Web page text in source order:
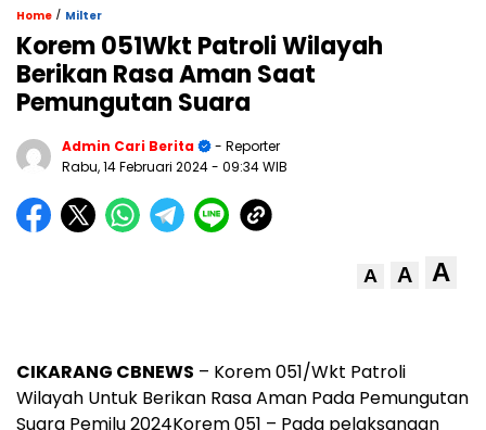
Home / Milter
Korem 051Wkt Patroli Wilayah
Berikan Rasa Aman Saat
Pemungutan Suara
Admin Cari Berita
- Reporter
Rabu, 14 Februari 2024- 09:34 WIB
A A A
CIKARANG CBNEWS – Korem 051/Wkt Patroli
Wilayah Untuk Berikan Rasa Aman Pada Pemungutan
Suara Pemilu 2024Korem 051 – Pada pelaksanaan